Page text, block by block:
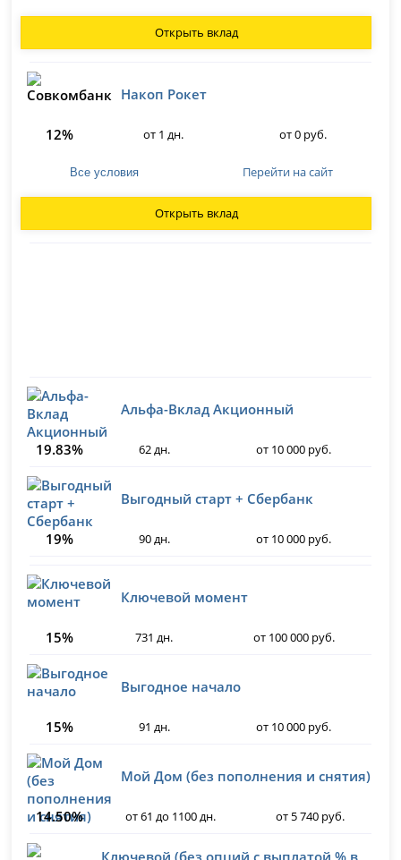
Открыть вклад
Накоп Рокет
12% от 1 дн. от 0 руб.
Все условия Перейти на сайт
Открыть вклад
Альфа-Вклад Акционный
19.83% 62 дн. от 10 000 руб.
Выгодный старт + Сбербанк
19% 90 дн. от 10 000 руб.
Ключевой момент
15% 731 дн. от 100 000 руб.
Выгодное начало
15% 91 дн. от 10 000 руб.
Мой Дом (без пополнения и снятия)
14.50% от 61 до 1100 дн. от 5 740 руб.
Ключевой (без опций с выплатой % в